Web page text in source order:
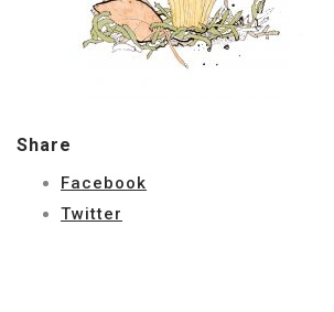
Share
Facebook
Twitter